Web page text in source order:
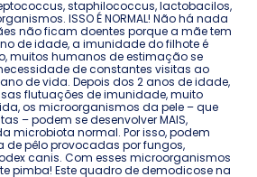
staphilococcus, lactobacilos,
ISSO É NORMAL! Não há nada
não ficam doentes porque a mãe tem
de idade, a imunidade do filhote é
muitos humanos de estimação se
de constantes visitas ao
de vida. Depois dos 2 anos de idade,
flutuações de imunidade, muito
os microorganismos da pele – que
– podem se desenvolver MAIS,
microbiota normal. Por isso, podem
de pêlo provocadas por fungos,
canis. Com esses microorganismos
pimba! Este quadro de demodicose na